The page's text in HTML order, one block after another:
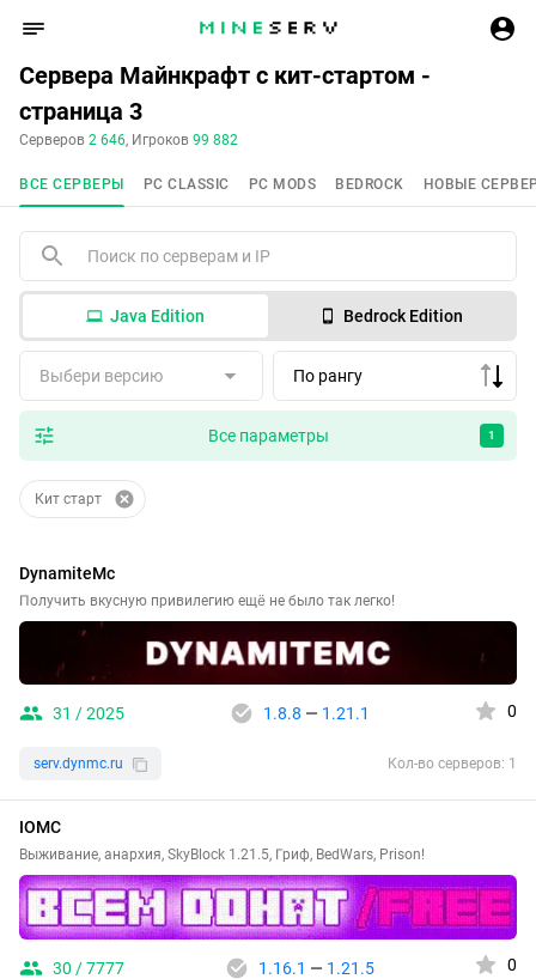
Сервера Майнкрафт с кит-стартом -
страница 3
Серверов 2 646, Игроков 99 882
ВСЕ СЕРВЕРЫ PC CLASSIC PC MODS BEDROCK НОВЫЕ
Java Edition Bedrock Edition
Выбери версию По рангу
Все параметры 1
Кит старт
DynamiteMc
Получить вкусную привилегию ещё не было так легко!
31 / 2025 1.8.8 — 1.21.1 0
serv.dynmc.ru Кол-во серверов: 1
IOMC
Выживание, анархия, SkyBlock 1.21.5, Гриф, BedWars, Prison!
30 / 7777 1.16.1 — 1.21.5 0